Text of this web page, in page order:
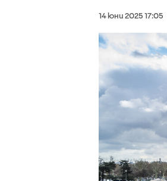
14 юни 2025 17:05